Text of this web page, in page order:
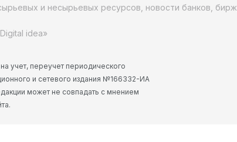
и несырьевых ресурсов, новости банков,
idea»
учет, переучет периодического
и сетевого издания №166332-ИА
может не совпадать с мнением